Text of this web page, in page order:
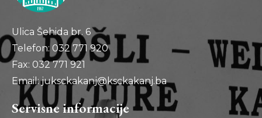
Ulica Šehida br. 6
Telefon: 032 771 920
Fax: 032 771 921
Email: juksckakanj@ksckakanj.ba
Servisne informacije